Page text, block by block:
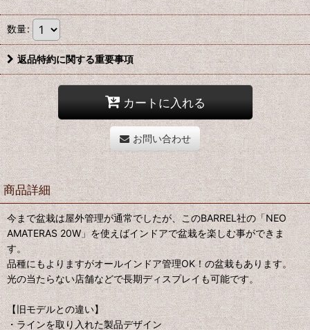
数量:
返品特約に関する重要事項
カートに入れる
お問い合わせ
商品詳細
今まで盆栽は屋外管理が通常でしたが、このBARREL社の「NEO
AMATERAS 20W」を使えばインドアで盆栽を楽しむ事ができま
す。
品種にもよりますがオールインドア管理OK！の盆栽もあります。
光の当たらない店舗などで長期ディスプレイも可能です。
【旧モデルとの違い】
・ラインを取り入れた製品デザイン